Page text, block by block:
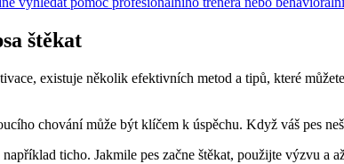
štěkat
existuje několik efektivních metod a tipů, které
chování může být klíčem k úspěchu. Když váš pes
ticho. Jakmile pes začne štěkat, použijte výzvu a